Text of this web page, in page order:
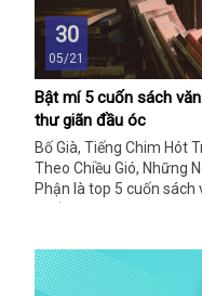
30
05/21
Bật mí 5 cuốn sách
thư giãn đầu óc
Bố Già, Tiếng Chim Hót
Theo Chiều Gió, Những
Phận là top 5 cuốn sách
những thông tin dưới
nhé!